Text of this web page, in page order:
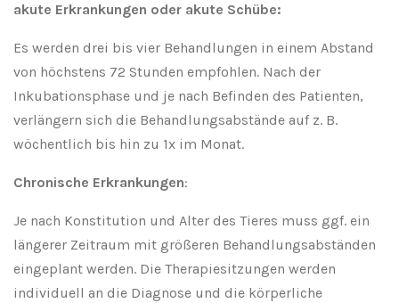
akute Erkrankungen oder akute Schübe:
Es werden drei bis vier Behandlungen in einem Abstand
von höchstens 72 Stunden empfohlen. Nach der
Inkubationsphase und je nach Befinden des Patienten,
verlängern sich die Behandlungsabstände auf z. B.
wöchentlich bis hin zu 1x im Monat.
Chronische Erkrankungen:
Je nach Konstitution und Alter des Tieres muss ggf. ein
längerer Zeitraum mit größeren Behandlungsabständen
eingeplant werden. Die Therapiesitzungen werden
individuell an die Diagnose und die körperliche